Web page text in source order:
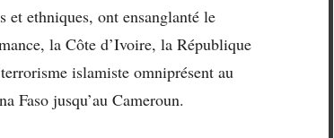
et ethniques, ont ensanglanté le
la Côte d’Ivoire, la République
islamiste omniprésent au
Faso jusqu’au Cameroun.